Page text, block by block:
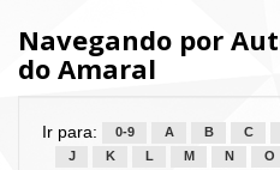
Navegando por
do Amaral
Ir para: 0-9 A B C
J
K L M N O